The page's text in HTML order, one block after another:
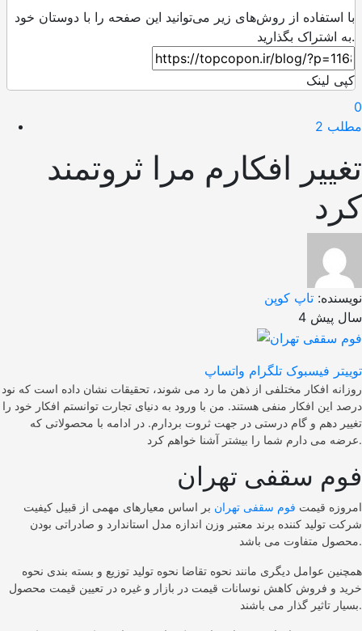
با استفاده از روش‌های زیر می‌توانید این صفحه را با دوستان خود
به اشتراک بگذارید.
کپی لینک
0
مطلب 2
تغییر افکارم مرا ثروتمند
کرد
نویسنده: تاپ کوپن
4 سال پیش
توییتر فیسبوک تلگرام واتساپ
روزانه افکار مختلفی از ذهن ما رد می شوند، تحقیقات نشان داده است که نود
درصد این افکار منفی هستند. من با ورود به دنیای تجارت توانستم افکار خود را
تغییر دهم و گام درستی در جهت ثروت بردارم. در ادامه با محصولاتی که
عرضه می دارم شما را بیشتر آشنا خواهم کرد.
فوم سقفی تهران
امروزه قیمت فوم سقفی تهران بر اساس معیارهای مهمی از قبیل کیفیت
شرکت تولید کننده برند معتبر وزن اندازه مدل استاندارد و صادراتی بودن
محصول متفاوت می باشد.
همچنین عوامل دیگری مانند نحوه تقاضا نحوه تولید توزیع و بسته بندی نحوه
خرید و فروش کاهش نوسانات قیمت در بازار و غیره در تعیین قیمت محصول
بسیار تاثیر گذار می باشند.